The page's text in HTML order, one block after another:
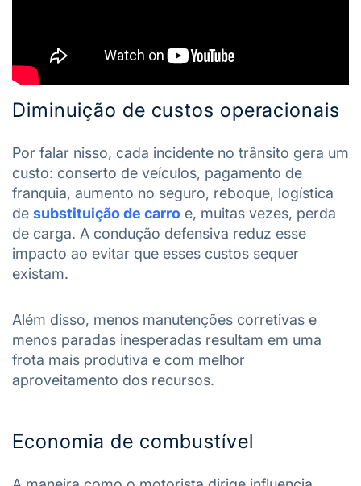
Diminuição de custos operacionais
Por falar nisso, cada incidente no trânsito gera um
custo: conserto de veículos, pagamento de
franquia, aumento no seguro, reboque, logística
de substituição de carro e, muitas vezes, perda
de carga. A condução defensiva reduz esse
impacto ao evitar que esses custos sequer
existam.
Além disso, menos manutenções corretivas e
menos paradas inesperadas resultam em uma
frota mais produtiva e com melhor
aproveitamento dos recursos.
Economia de combustível